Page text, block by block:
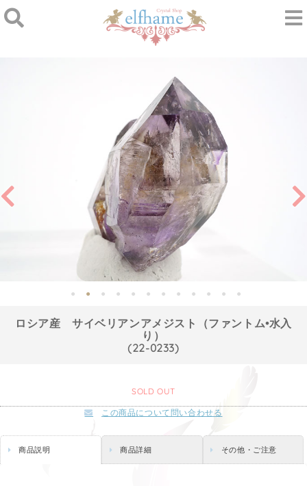
ロシア産 サイベリアンアメジスト（ファントム•水入
り）
(22-0233)
SOLD OUT
この商品について問い合わせる
商品説明 商品詳細 その他・ご注意